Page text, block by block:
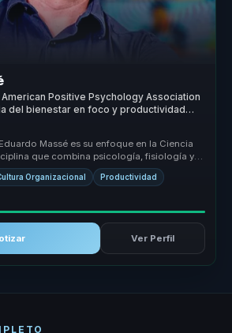
Positive Psychology Association
del bienestar en foco y productividad
Massé es su enfoque en la Ciencia
que combina psicología, fisiología y
Organizacional Productividad
Ver Perfil